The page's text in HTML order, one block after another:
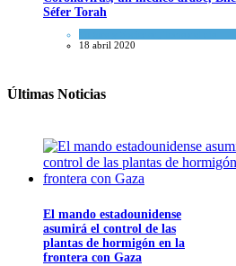
Séfer Torah
18 abril 2020
Últimas Noticias
El mando estadounidense
asumirá el control de las
plantas de hormigón en la
frontera con Gaza